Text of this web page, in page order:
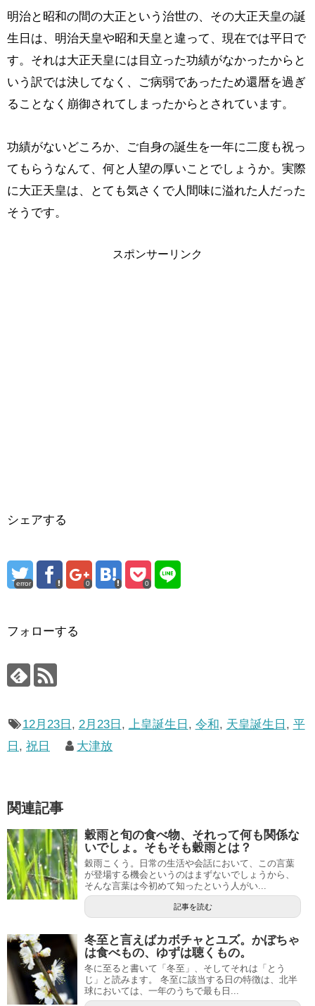
明治と昭和の間の大正という治世の、その大正天皇の誕
生日は、明治天皇や昭和天皇と違って、現在では平日で
す。それは大正天皇には目立った功績がなかったからと
いう訳では決してなく、ご病弱であったため還暦を過ぎ
ることなく崩御されてしまったからとされています。
功績がないどころか、ご自身の誕生を一年に二度も祝っ
てもらうなんて、何と人望の厚いことでしょうか。実際
に大正天皇は、とても気さくで人間味に溢れた人だった
そうです。
スポンサーリンク
シェアする
error 0 0
フォローする
12月23日 , 2月23日 , 上皇誕生日 , 令和, 天皇誕生日 , 平
日 , 祝日 大津放
関連記事
穀雨と旬の食べ物、それって何も関係な
いでしょ。そもそも穀雨とは？
穀雨こくう。日常の生活や会話において、この言葉
が登場する機会というのはまずないでしょうから、
そんな言葉は今初めて知ったという人がい...
記事を読む
冬至と言えばカボチャとユズ。かぼちゃ
は食べもの、ゆずは聴くもの。
冬に至ると書いて「冬至」、そしてそれは「とう
じ」と読みます。 冬至に該当する日の特徴は、北半
球においては、一年のうちで最も日...